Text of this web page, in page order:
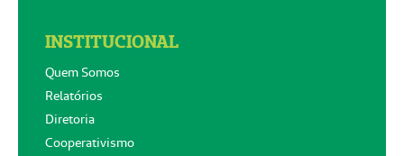
INSTITUCIONAL
Quem Somos
Relatórios
Diretoria
Cooperativismo